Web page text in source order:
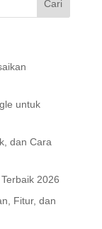
untuk
dan Cara
2026
Fitur, dan